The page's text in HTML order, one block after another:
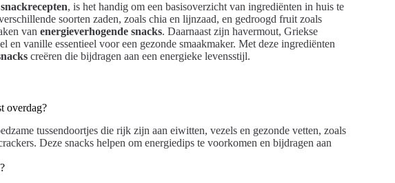
, is het handig om een basisoverzicht van ingrediënten in huis te
soorten zaden, zoals chia en lijnzaad, en gedroogd fruit zoals
van energieverhogende snacks. Daarnaast zijn havermout, Griekse
en vanille essentieel voor een gezonde smaakmaker. Met deze ingrediënten
creëren die bijdragen aan een energieke levensstijl.
overdag?
tussendoortjes die rijk zijn aan eiwitten, vezels en gezonde vetten, zoals
Deze snacks helpen om energiedips te voorkomen en bijdragen aan